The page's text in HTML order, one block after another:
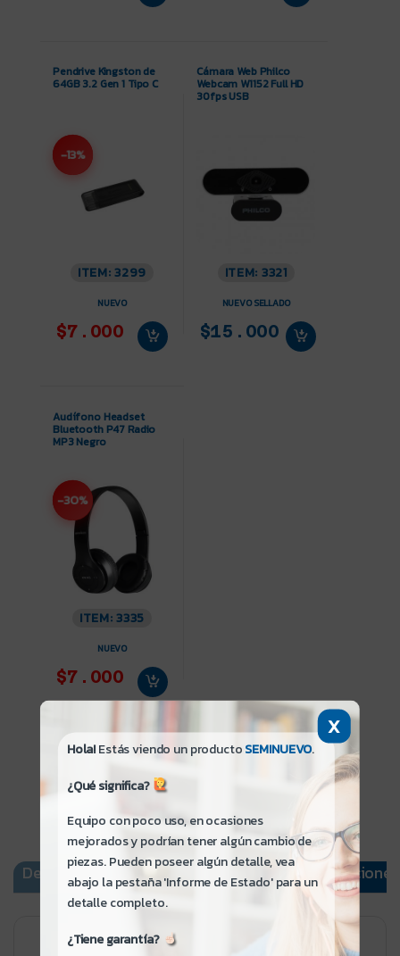
Pendrive Kingston de
64GB 3.2 Gen 1 Tipo C
-13%
ITEM: 3299
NUEVO
$7.000
Cámara Web Philco
Webcam W1152 Full HD
30fps USB
ITEM: 3321
NUEVO SELLADO
$15.000
Audífono Headset
Bluetooth P47 Radio
MP3 Negro
-30%
ITEM: 3335
NUEVO
$7.000
Descripción Informe de Estado Especificaciones
X
Hola!Estás viendo un productoSEMINUEVO.
¿Qué significa?
Equipo con poco uso, en ocasiones
mejorados y podrían tener algún cambio de
piezas. Pueden poseer algún detalle, vea
abajo la pestaña 'Informe de Estado' para un
detalle completo.
¿Tiene garantía?